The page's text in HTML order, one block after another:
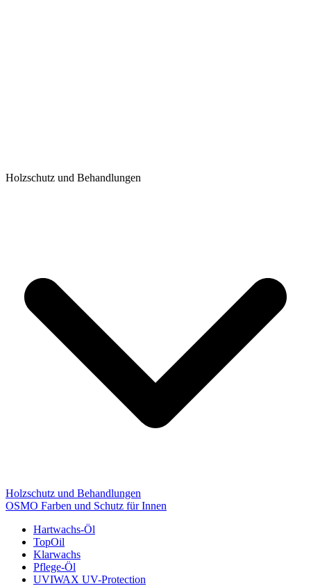
Holzschutz und Behandlungen
Holzschutz und Behandlungen
OSMO Farben und Schutz für Innen
Hartwachs-Öl
TopOil
Klarwachs
Pflege-Öl
UVIWAX UV-Protection